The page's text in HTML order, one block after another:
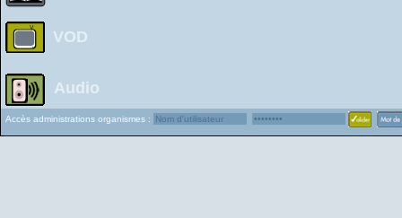
VOD
Audio
Accès administrations organismes :